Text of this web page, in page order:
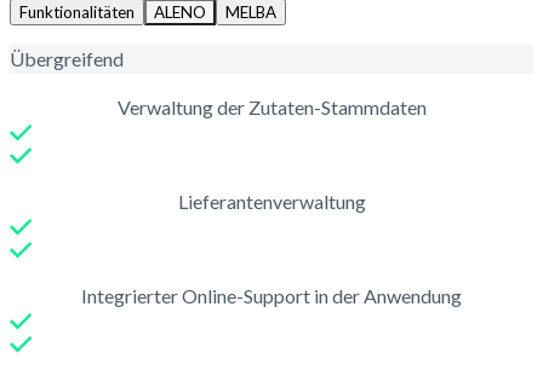
Funktionalitäten ALENO MELBA
Übergreifend
Verwaltung der Zutaten-Stammdaten
Lieferantenverwaltung
Integrierter Online-Support in der Anwendung